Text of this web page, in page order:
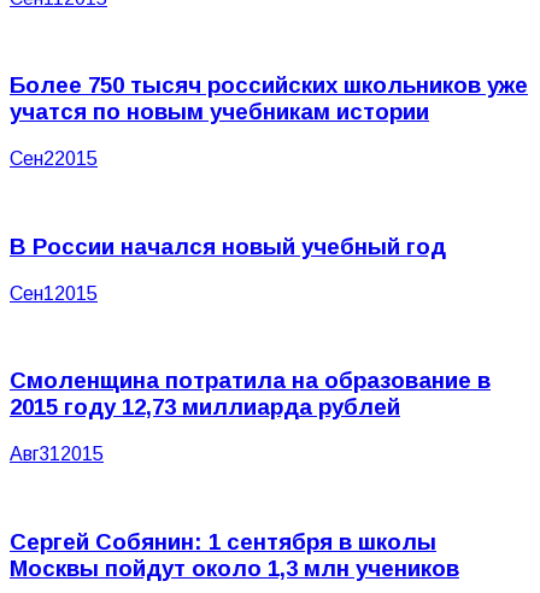
Более 750 тысяч российских школьников уже
учатся по новым учебникам истории
Сен22015
В России начался новый учебный год
Сен12015
Смоленщина потратила на образование в
2015 году 12,73 миллиарда рублей
Авг312015
Сергей Собянин: 1 сентября в школы
Москвы пойдут около 1,3 млн учеников